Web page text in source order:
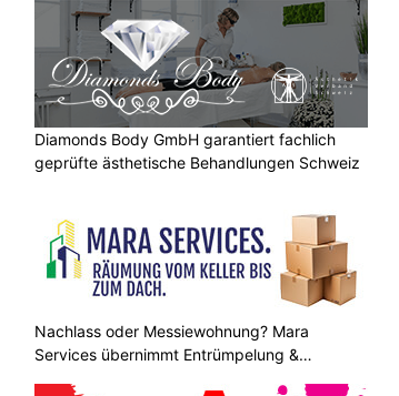
Diamonds Body GmbH garantiert fachlich
geprüfte ästhetische Behandlungen Schweiz
Nachlass oder Messiewohnung? Mara
Services übernimmt Entrümpelung &